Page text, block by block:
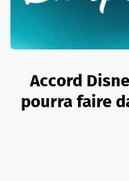
Accord
pourra faire